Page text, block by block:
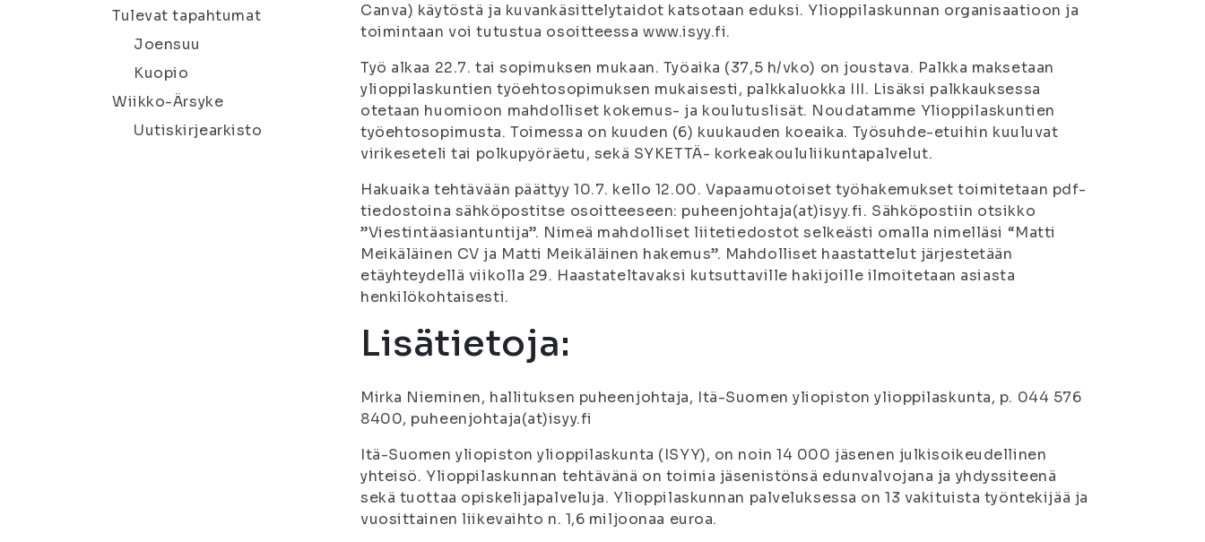
Tulevat tapahtumat
Joensuu
Kuopio
Wiikko-Ärsyke
Uutiskirjearkisto
Canva) käytöstä ja kuvankäsittelytaidot katsotaan eduksi. Ylioppilaskunnan organisaatioon ja
toimintaan voi tutustua osoitteessa www.isyy.fi.
Työ alkaa 22.7. tai sopimuksen mukaan. Työaika (37,5 h/vko) on joustava. Palkka maksetaan
ylioppilaskuntien työehtosopimuksen mukaisesti, palkkaluokka III. Lisäksi palkkauksessa
otetaan huomioon mahdolliset kokemus- ja koulutuslisät. Noudatamme Ylioppilaskuntien
työehtosopimusta. Toimessa on kuuden (6) kuukauden koeaika. Työsuhde-etuihin kuuluvat
virikeseteli tai polkupyöräetu, sekä SYKETTÄ- korkeakoululiikuntapalvelut.
Hakuaika tehtävään päättyy 10.7. kello 12.00. Vapaamuotoiset työhakemukset toimitetaan pdf-
tiedostoina sähköpostitse osoitteeseen: puheenjohtaja(at)isyy.fi. Sähköpostiin otsikko
”Viestintäasiantuntija”. Nimeä mahdolliset liitetiedostot selkeästi omalla nimelläsi “Matti
Meikäläinen CV ja Matti Meikäläinen hakemus”. Mahdolliset haastattelut järjestetään
etäyhteydellä viikolla 29. Haastateltavaksi kutsuttaville hakijoille ilmoitetaan asiasta
henkilökohtaisesti.
Lisätietoja:
Mirka Nieminen, hallituksen puheenjohtaja, Itä-Suomen yliopiston ylioppilaskunta, p. 044 576
8400, puheenjohtaja(at)isyy.fi
Itä-Suomen yliopiston ylioppilaskunta (ISYY), on noin 14 000 jäsenen julkisoikeudellinen
yhteisö. Ylioppilaskunnan tehtävänä on toimia jäsenistönsä edunvalvojana ja yhdyssiteenä
sekä tuottaa opiskelijapalveluja. Ylioppilaskunnan palveluksessa on 13 vakituista työntekijää ja
vuosittainen liikevaihto n. 1,6 miljoonaa euroa.